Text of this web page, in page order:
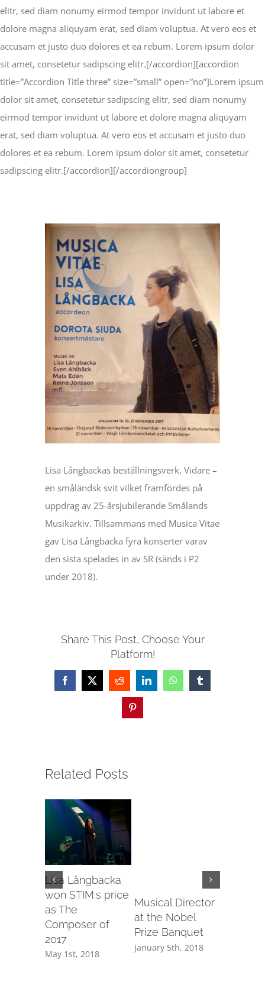
elitr, sed diam nonumy eirmod tempor invidunt ut labore et
dolore magna aliquyam erat, sed diam voluptua. At vero eos et
accusam et justo duo dolores et ea rebum. Lorem ipsum dolor
sit amet, consetetur sadipscing elitr.[/accordion][accordion
title=”Accordion Title three” size=”small” open=”no”]Lorem ipsum
dolor sit amet, consetetur sadipscing elitr, sed diam nonumy
eirmod tempor invidunt ut labore et dolore magna aliquyam
erat, sed diam voluptua. At vero eos et accusam et justo duo
dolores et ea rebum. Lorem ipsum dolor sit amet, consetetur
sadipscing elitr.[/accordion][/accordiongroup]
View
Larger
Image
Lisa Långbackas beställningsverk, Vidare –
en småländsk svit vilket framfördes på
uppdrag av 25-årsjubilerande Smålands
Musikarkiv. Tillsammans med Musica Vitae
gav Lisa Långbacka fyra konserter varav
den sista spelades in av SR (sänds i P2
under 2018).
Share This Post, Choose Your
Platform!
Facebook
X Reddit LinkedInWhatsAppTumblr
Pinterest
Related Posts
Lisa Långbacka
won STIM:s price
as The
Composer of
2017
May 1st, 2018
Musical Director
at the Nobel
Prize Banquet
January 5th, 2018